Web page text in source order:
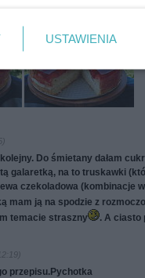
Do śmietany dałam
galaretką, na to truskawki
czekoladowa (kombinacje
mam ją na spodzie z
temacie straszny
. A ciasto
przepisu.Pychotka
USTAWIENIA